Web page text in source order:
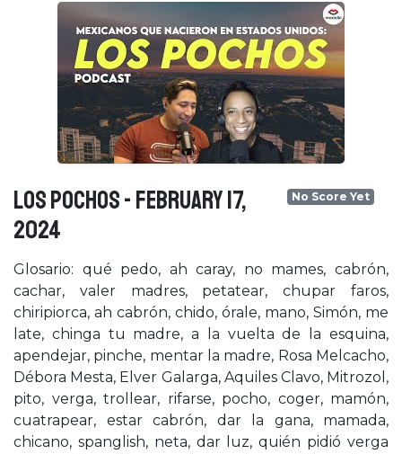
LOS POCHOS - February 17,
2024
No Score Yet
Glosario: qué pedo, ah caray, no mames, cabrón,
cachar, valer madres, petatear, chupar faros,
chiripiorca, ah cabrón, chido, órale, mano, Simón, me
late, chinga tu madre, a la vuelta de la esquina,
apendejar, pinche, mentar la madre, Rosa Melcacho,
Débora Mesta, Elver Galarga, Aquiles Clavo, Mitrozol,
pito, verga, trollear, rifarse, pocho, coger, mamón,
cuatrapear, estar cabrón, dar la gana, mamada,
chicano, spanglish, neta, dar luz, quién pidió verga